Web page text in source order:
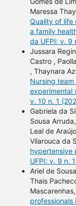
Maressa
Quality of life
a family
da UFPI: v. 9
Jussara
Castro ,
, Thaynara
Nursing
experimental
v. 10 n. 1
Gabriela da
Sousa
Leal de
Vilarouca da
hypertensive
UFPI: v. 9 n.
Ariel de
Thais
Mascarenhas,
professionals